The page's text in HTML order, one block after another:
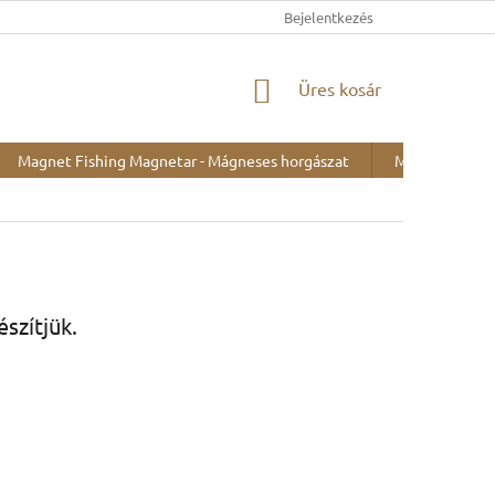
Bejelentkezés
KOSÁR
Üres kosár
Magnet Fishing Magnetar - Mágneses horgászat
Minták